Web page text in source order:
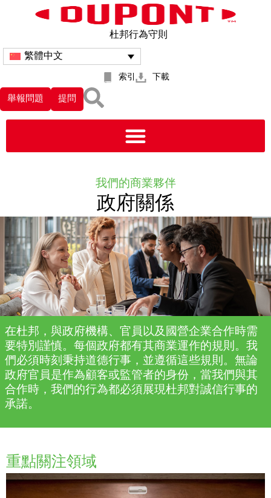
杜邦行為守則
繁體中文
索引 下載
舉報問題 提問
我們的商業夥伴
政府關係
在杜邦，與政府機構、官員以及國營企業合作時需
要特別謹慎。每個政府都有其商業運作的規則。我
們必須時刻秉持道德行事，並遵循這些規則。無論
政府官員是作為顧客或監管者的身份 ， 當我們與其
合作時， 我們的行為都必須展現杜邦對誠信行事的
承諾。
重點關注領域